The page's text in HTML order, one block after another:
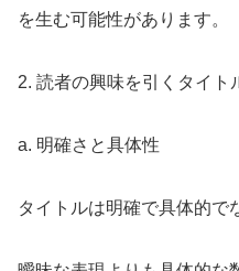
を生む可能性があります。
2. 読者の興味を引くタイト
a. 明確さと具体性
タイトルは明確で具体的で